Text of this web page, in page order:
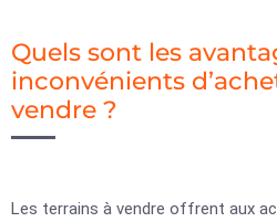
Quels sont les
inconvénients
vendre ?
Les terrains à vendre offrent aux